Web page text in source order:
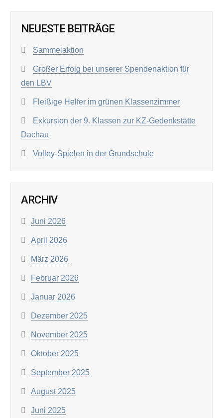
NEUESTE BEITRÄGE
Sammelaktion
Großer Erfolg bei unserer Spendenaktion für
den LBV
Fleißige Helfer im grünen Klassenzimmer
Exkursion der 9. Klassen zur KZ-Gedenkstätte
Dachau
Volley-Spielen in der Grundschule
ARCHIV
Juni 2026
April 2026
März 2026
Februar 2026
Januar 2026
Dezember 2025
November 2025
Oktober 2025
September 2025
August 2025
Juni 2025